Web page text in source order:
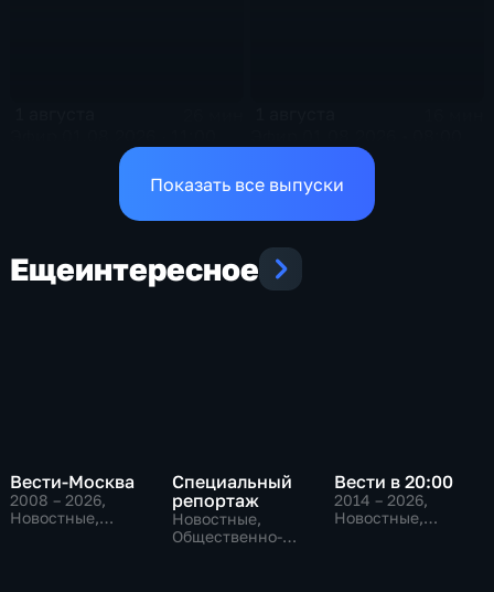
Показать все выпуски
Ещеинтересное
Вести-Москва
2008 – 2026,
Новостные,
Специальный
репортаж
Новостные,
Общественно-
Вести в 20:00
2014 – 2026,
Новостные,